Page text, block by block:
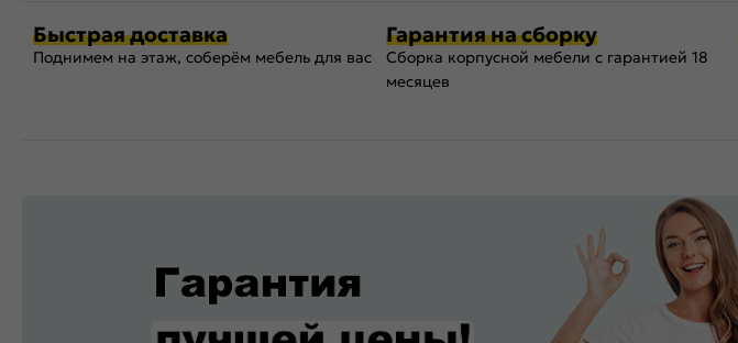
Быстрая доставка
Поднимем на этаж, соберём мебель для вас
Гарантия на сборку
Сборка корпусной мебели с гарантией 18
месяцев